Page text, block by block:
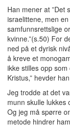
Han mener at ”Det
israelittene, men
samfunnsrettslige
kvinne.”(s.50) For
ned på et dyrisk
å kreve et
ikke stilles opp som
Kristus,” hevder
Jeg trodde at det
munn skulle lukkes
Og jeg må spørre
metode hindrer